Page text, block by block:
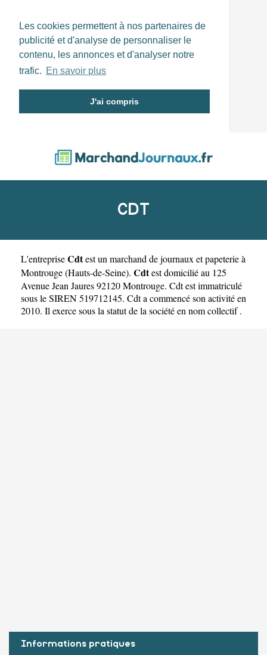
Les cookies permettent à nos partenaires de
publicité et d'analyse de personnaliser le
contenu, les annonces et d'analyser notre
trafic. En savoir plus
J'ai compris
CDT
L'entrepriseCdtest un marchand de journaux et papeterie à
Montrouge(Hauts-de-Seine). Cdtest domicilié au 125
Avenue Jean Jaures 92120 Montrouge. Cdt est immatriculé
sous le SIREN 519712145. Cdt a commencé son activité en
2010. Il exerce sous la statut de la société en nom collectif .
Informations pratiques